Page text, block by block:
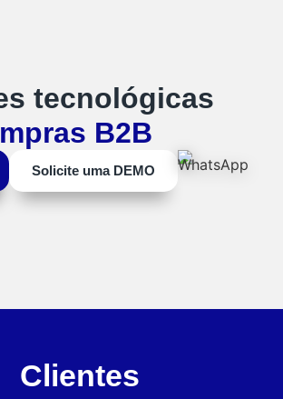
tecnológicas
B2B
Solicite uma DEMO
Clientes